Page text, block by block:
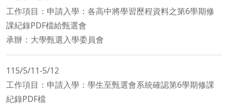
工作項目：申請入學：各高中將學習歷程資料之第6學期修
課紀錄PDF檔給甄選會
​承辦：大學甄選入學委員會
115/5/11-5/12
工作項目：申請入學：學生至甄選會系統確認第6學期修課
紀錄PDF檔